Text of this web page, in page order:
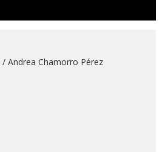
Andrea Chamorro Pérez